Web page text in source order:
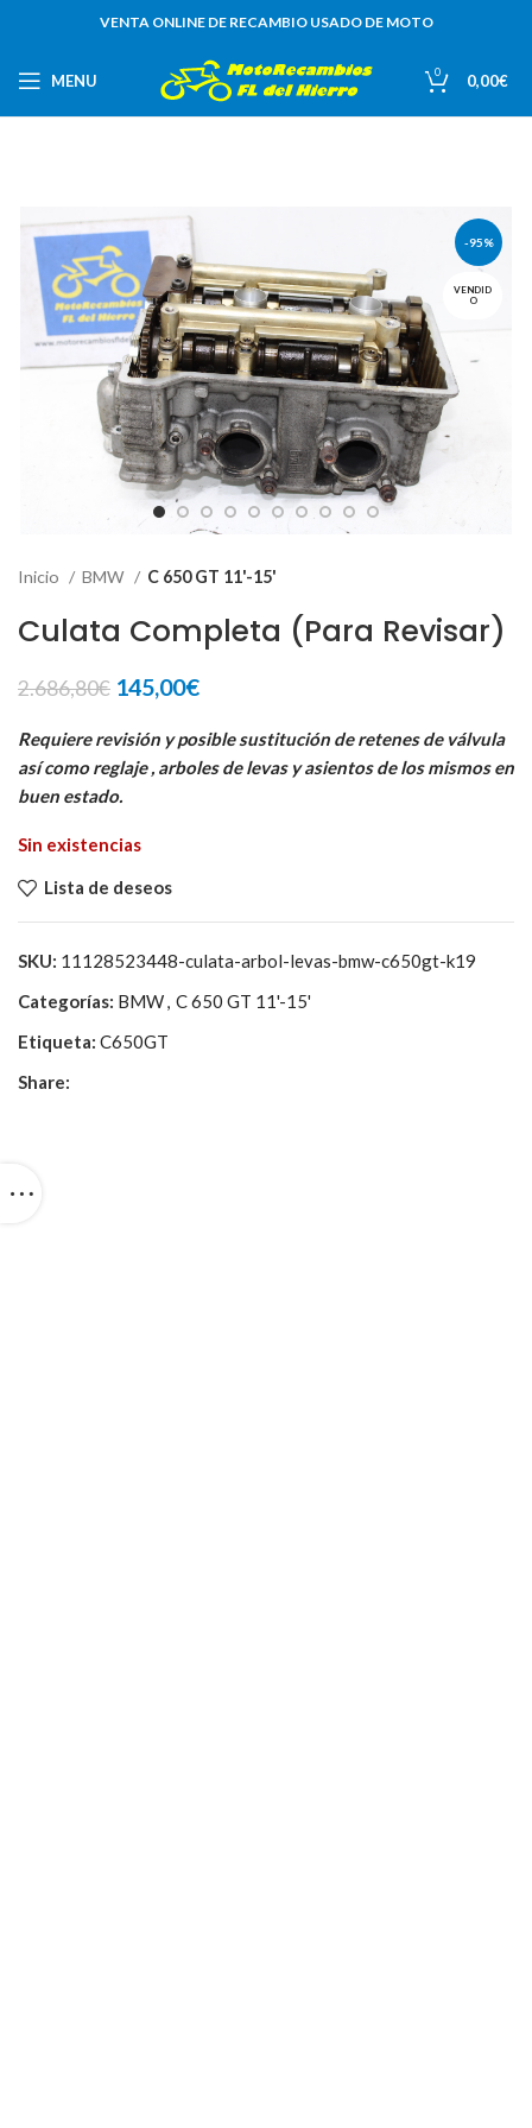
VENTA ONLINE DE RECAMBIO USADO DE MOTO
MENU 0 0,00€
-95%
VENDID
O
Inicio BMW C 650 GT 11'-15'
Culata Completa (Para Revisar)
2.686,80€ El
original
era:
2.686,80€.
145,00€El
actual
es:
Requiere revisión y posible sustitución de retenes de válvula
así como reglaje , arboles de levas y asientos de los mismos en
buen estado.
Sin existencias
Lista de deseos
SKU: 11128523448-culata-arbol-levas-bmw-c650gt-k19
Categorías: BMW, C 650 GT 11'-15'
Etiqueta: C650GT
Share: